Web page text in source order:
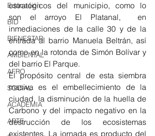
Educación
BID
BIENESTAR
AMBIENTAL
AFRO
SOCIAL
ACADEMIA
ARTE
estratégicos del municipio, como lo
son el arroyo El Platanal,  en
inmediaciones de la calle 30 y de la
entrada al barrio Manuela Beltrán, así
como en la rotonda de Simón Bolívar y
del barrio El Parque.
El propósito central de esta siembra
masiva es el embellecimiento de la
ciudad, la disminución de la huella de
Carbono y del impacto negativo en la
destrucción de los ecosistemas
existentes. La jornada es producto del